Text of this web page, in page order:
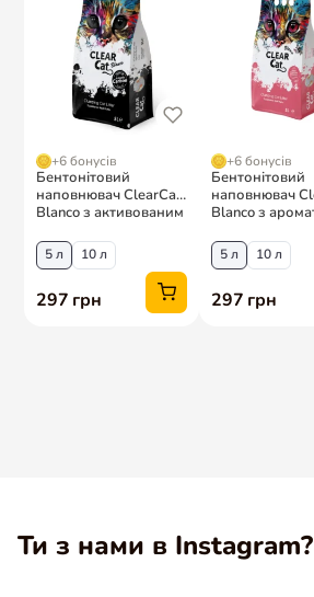
Ти з нами в Instagram?